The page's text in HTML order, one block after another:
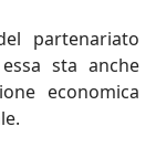
partenariato
sta anche
economica